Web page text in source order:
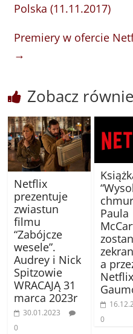
Polska (11.11.2017)
Premiery w ofercie
→
Zobacz
Netflix
prezentuje
zwiastun
filmu
“Zabójcze
wesele”.
Audrey i Nick
Spitzowie
WRACAJĄ 31
marca 2023r
30.01.2023
0
Paula
a
0